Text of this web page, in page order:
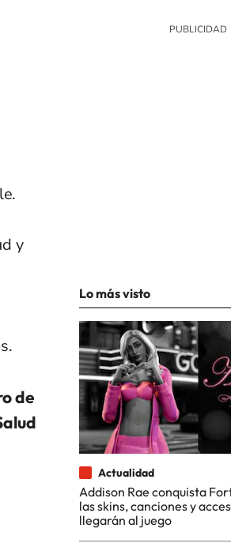
y
de
Lo más visto
Actualidad
Addison Rae conquista
las skins, canciones y
llegarán al juego